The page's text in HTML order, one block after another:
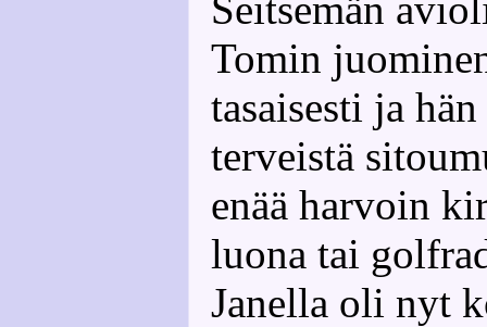
Tomin
tasaisesti ja
terveistä
enää harvoin
luona tai
Janella oli nyt